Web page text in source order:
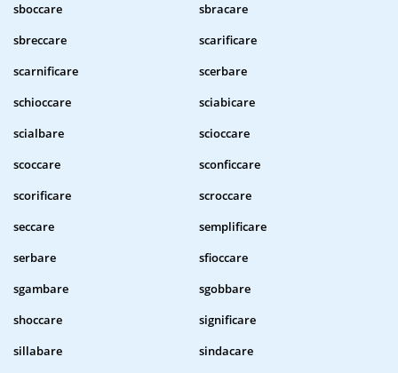
sboccare
sbracare
sbreccare
scarificare
scarnificare
scerbare
schioccare
sciabicare
scialbare
scioccare
scoccare
sconficcare
scorificare
scroccare
seccare
semplificare
serbare
sfioccare
sgambare
sgobbare
shoccare
significare
sillabare
sindacare